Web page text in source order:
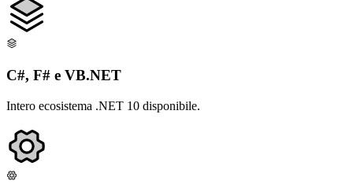
C#, F# e VB.NET
Intero ecosistema .NET 10 disponibile.